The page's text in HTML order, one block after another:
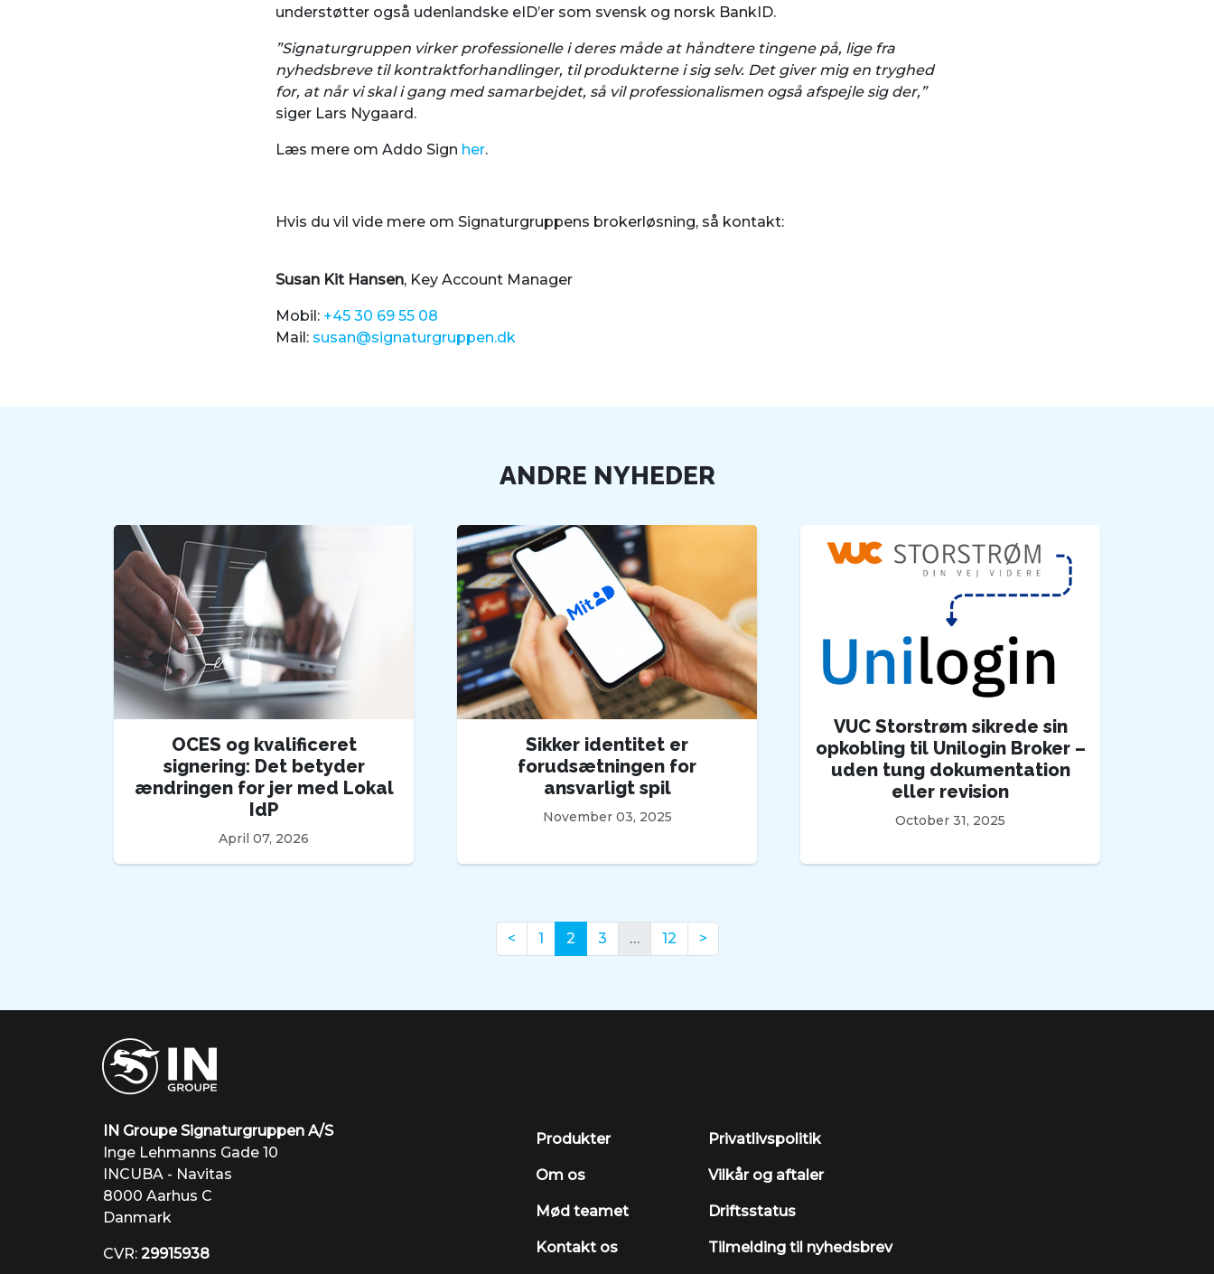
understøtter også udenlandske eID’er som svensk og norsk BankID.
”Signaturgruppen virker professionelle i deres måde at håndtere tingene på, lige fra
nyhedsbreve til kontraktforhandlinger, til produkterne i sig selv. Det giver mig en tryghed
for, at når vi skal i gang med samarbejdet, så vil professionalismen også afspejle sig der,”
siger Lars Nygaard.
Læs mere om Addo Sign her.
Hvis du vil vide mere om Signaturgruppens brokerløsning, så kontakt:
Susan Kit Hansen, Key Account Manager
Mobil: +45 30 69 55 08
Mail: susan@signaturgruppen.dk
ANDRE NYHEDER
OCES og kvalificeret
signering: Det betyder
ændringen for jer med Lokal
IdP
April 07, 2026
Sikker identitet er
forudsætningen for
ansvarligt spil
November 03, 2025
VUC Storstrøm sikrede sin
opkobling til Unilogin Broker –
uden tung dokumentation
eller revision
October 31, 2025
< 1 2(nuværende)
3 … 12 >
IN Groupe Signaturgruppen A/S
Inge Lehmanns Gade 10
INCUBA - Navitas
8000 Aarhus C
Danmark
CVR: 29915938
Produkter
Om os
Mød teamet
Kontakt os
Privatlivspolitik
Vilkår og aftaler
Driftsstatus
Tilmelding til nyhedsbrev